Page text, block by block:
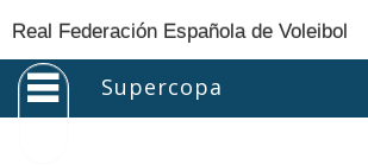
Real Federación Española de Voleibol
Supercopa